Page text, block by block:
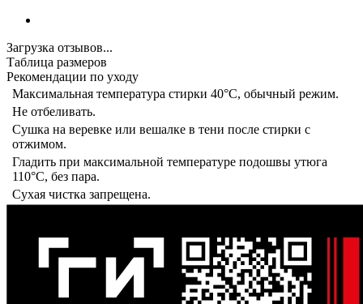
Загрузка отзывов...
Таблица размеров
Рекомендации по уходу
Максимальная температура стирки 40°C, обычный режим.
Не отбеливать.
Сушка на веревке или вешалке в тени после стирки с
отжимом.
Гладить при максимальной температуре подошвы утюга
110°C, без пара.
Сухая чистка запрещена.